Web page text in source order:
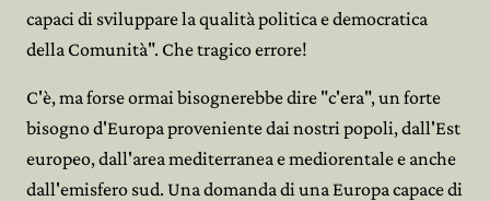
capaci di sviluppare la qualità politica e democratica
della Comunità". Che tragico errore!
C'è, ma forse ormai bisognerebbe dire "c'era", un forte
bisogno d'Europa proveniente dai nostri popoli, dall'Est
europeo, dall'area mediterranea e mediorentale e anche
dall'emisfero sud. Una domanda di una Europa capace di